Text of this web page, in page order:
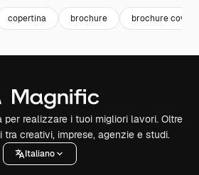
copertina brochure brochure cover
per realizzare i tuoi migliori lavori. Oltre
tra creativi, imprese, agenzie e studi.
Italiano